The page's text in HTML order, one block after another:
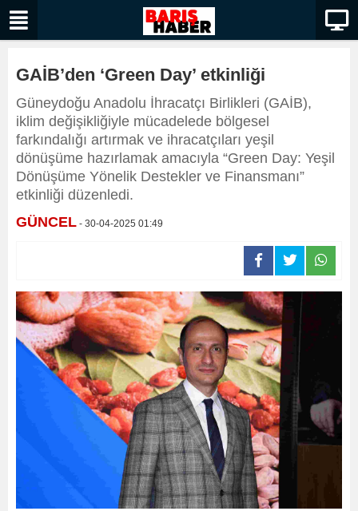
GAİB’den ‘Green Day’ etkinliği
Güneydoğu Anadolu İhracatçı Birlikleri (GAİB),
iklim değişikliğiyle mücadelede bölgesel
farkındalığı artırmak ve ihracatçıları yeşil
dönüşüme hazırlamak amacıyla “Green Day: Yeşil
Dönüşüme Yönelik Destekler ve Finansmanı”
etkinliği düzenledi.
GÜNCEL - 30-04-2025 01:49